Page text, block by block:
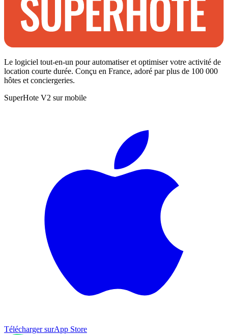
Le logiciel tout-en-un pour automatiser et optimiser votre activité de
location courte durée. Conçu en France, adoré par plus de 100 000
hôtes et conciergeries.
SuperHote V2 sur mobile
Télécharger surApp Store